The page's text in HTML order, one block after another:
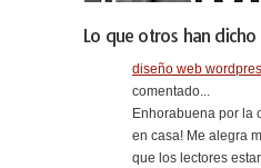
Lo que otros han
diseño web
comentado...
Enhorabuena por la
en casa! Me alegra
que los lectores